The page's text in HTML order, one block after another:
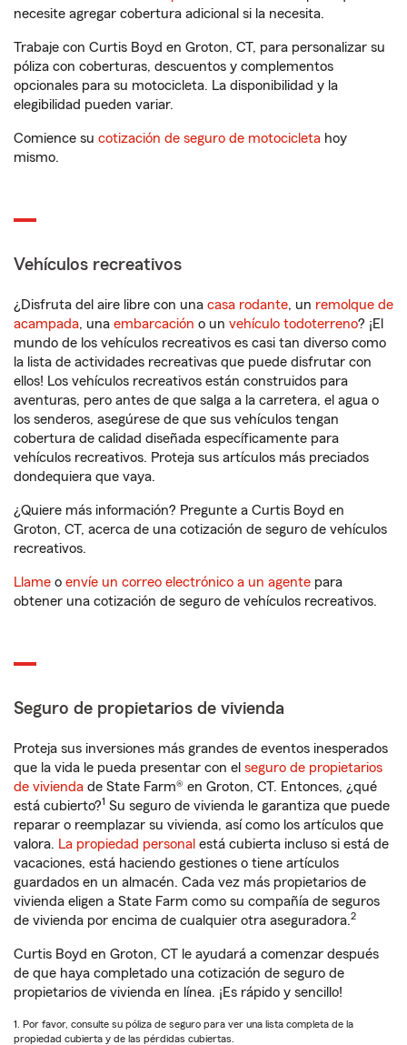
necesite agregar cobertura adicional si la necesita.
Trabaje con Curtis Boyd en Groton, CT, para personalizar su
póliza con coberturas, descuentos y complementos
opcionales para su motocicleta. La disponibilidad y la
elegibilidad pueden variar.
Comience su cotización de seguro de motocicleta hoy
mismo.
Vehículos recreativos
¿Disfruta del aire libre con una casa rodante, un remolque de
acampada, una embarcación o un vehículo todoterreno? ¡El
mundo de los vehículos recreativos es casi tan diverso como
la lista de actividades recreativas que puede disfrutar con
ellos! Los vehículos recreativos están construidos para
aventuras, pero antes de que salga a la carretera, el agua o
los senderos, asegúrese de que sus vehículos tengan
cobertura de calidad diseñada específicamente para
vehículos recreativos. Proteja sus artículos más preciados
dondequiera que vaya.
¿Quiere más información? Pregunte a Curtis Boyd en
Groton, CT, acerca de una cotización de seguro de vehículos
recreativos.
Llame o envíe un correo electrónico a un agente para
obtener una cotización de seguro de vehículos recreativos.
Seguro de propietarios de vivienda
Proteja sus inversiones más grandes de eventos inesperados
que la vida le pueda presentar con el seguro de propietarios
de vivienda de State Farm® en Groton, CT. Entonces, ¿qué
está cubierto?1 Su seguro de vivienda le garantiza que puede
reparar o reemplazar su vivienda, así como los artículos que
valora. La propiedad personal está cubierta incluso si está de
vacaciones, está haciendo gestiones o tiene artículos
guardados en un almacén. Cada vez más propietarios de
vivienda eligen a State Farm como su compañía de seguros
de vivienda por encima de cualquier otra aseguradora.2
Curtis Boyd en Groton, CT le ayudará a comenzar después
de que haya completado una cotización de seguro de
propietarios de vivienda en línea. ¡Es rápido y sencillo!
1. Por favor, consulte su póliza de seguro para ver una lista completa de la
propiedad cubierta y de las pérdidas cubiertas.